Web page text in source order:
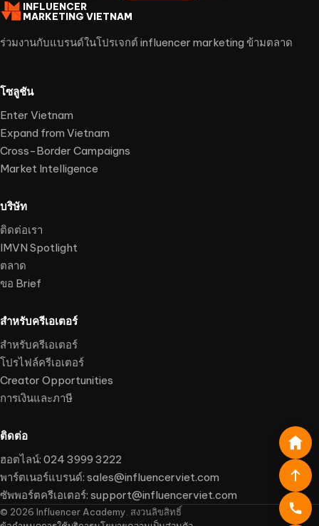
INFLUENCER
MARKETING VIETNAM
ร่วมงานกับแบรนด์ในโปรเจกต์ influencer marketing ข้ามตลาด
โซลูชัน
Enter Vietnam
Expand from Vietnam
Cross-Border Campaigns
Market Intelligence
บริษัท
ติดต่อเรา
IMVN Spotlight
ตลาด
ขอ Brief
สำหรับครีเอเตอร์
สำหรับครีเอเตอร์
โปรไฟล์ครีเอเตอร์
Creator Opportunities
การเงินและภาษี
ติดต่อ
ฮอตไลน์: 024 3999 3222
พาร์ตเนอร์แบรนด์: sales@influencerviet.com
ซัพพอร์ตครีเอเตอร์: support@influencerviet.com
© 2026 Influencer Academy. สงวนลิขสิทธิ์